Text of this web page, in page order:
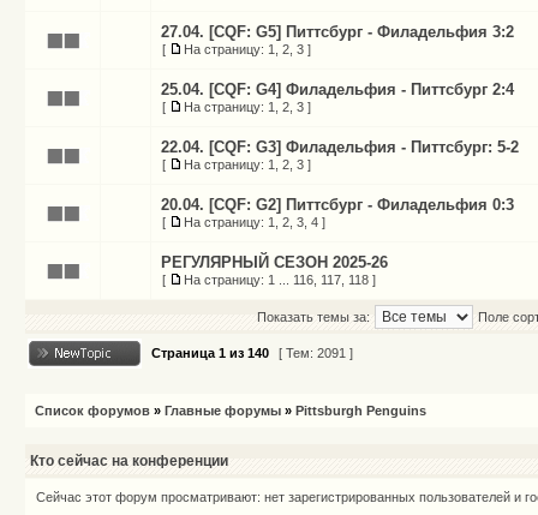
27.04. [CQF: G5] Питтсбург - Филадельфия 3:2
[ На страницу: 1 2 3 ]
25.04. [CQF: G4] Филадельфия - Питтсбург 2:4
[ На страницу: 1 2 3 ]
22.04. [CQF: G3] Филадельфия - Питтсбург: 5-2
[ На страницу: 1 2 3 ]
20.04. [CQF: G2] Питтсбург - Филадельфия 0:3
[ На страницу: 1 2 3 4 ]
РЕГУЛЯРНЫЙ СЕЗОН 2025-26
[ На страницу: 1 116 117 118 ]
Показать темы за: Поле
Страница 1 из 140 [ Тем: 2091 ]
Список форумов » Главные форумы » Pittsburgh Penguins
Кто сейчас на конференции
Сейчас этот форум просматривают: нет зарегистрированных пользователей и